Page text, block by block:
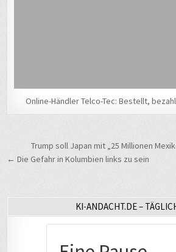
Online-Händler Telco-Tec: Bestellt,
Beitragsnavigation
Trump soll Japan mit „25 Millionen
← Die Gefahr in Kolumbien links zu sein
KI-ANDACHT.DE –